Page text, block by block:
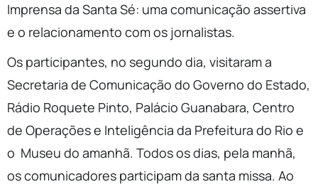
Imprensa da Santa Sé: uma comunicação assertiva
e o relacionamento com os jornalistas.
Os participantes, no segundo dia, visitaram a
Secretaria de Comunicação do Governo do Estado,
Rádio Roquete Pinto, Palácio Guanabara, Centro
de Operações e Inteligência da Prefeitura do Rio e
o Museu do amanhã. Todos os dias, pela manhã,
os comunicadores participam da santa missa. Ao